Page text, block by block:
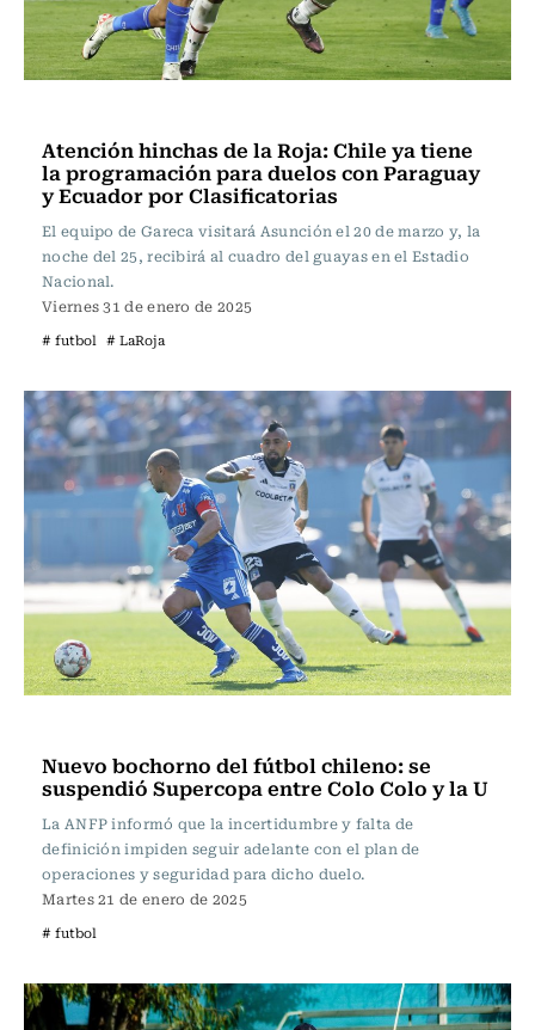
Atención hinchas de la Roja: Chile ya tiene
la programación para duelos con Paraguay
y Ecuador por Clasificatorias
El equipo de Gareca visitará Asunción el 20 de marzo y, la
noche del 25, recibirá al cuadro del guayas en el Estadio
Nacional.
Viernes 31 de enero de 2025
# futbol # LaRoja
Nuevo bochorno del fútbol chileno: se
suspendió Supercopa entre Colo Colo y la U
La ANFP informó que la incertidumbre y falta de
definición impiden seguir adelante con el plan de
operaciones y seguridad para dicho duelo.
Martes 21 de enero de 2025
# futbol